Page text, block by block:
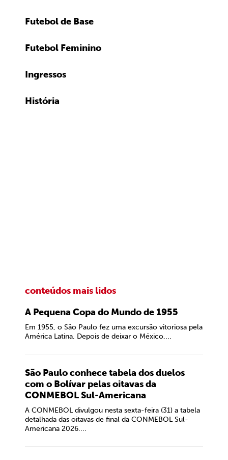
Futebol de Base
Futebol Feminino
Ingressos
História
conteúdos mais lidos
A Pequena Copa do Mundo de 1955
Em 1955, o São Paulo fez uma excursão vitoriosa pela
América Latina. Depois de deixar o México,...
São Paulo conhece tabela dos duelos
com o Bolívar pelas oitavas da
CONMEBOL Sul-Americana
A CONMEBOL divulgou nesta sexta-feira (31) a tabela
detalhada das oitavas de final da CONMEBOL Sul-
Americana 2026....